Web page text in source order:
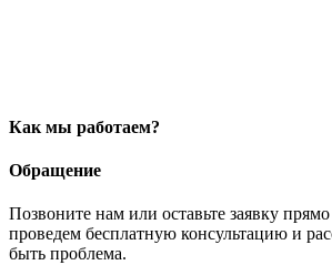
Как мы работаем?
Обращение
Позвоните нам или оставьте заявку
проведем бесплатную консультацию и
быть проблема.